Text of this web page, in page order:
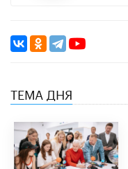
ТЕМА ДНЯ